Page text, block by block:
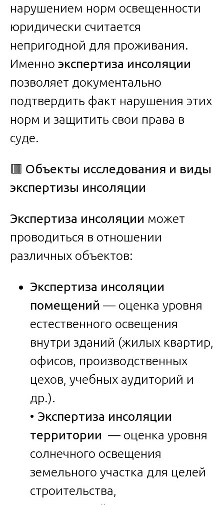
нарушением норм освещенности
юридически считается
непригодной для проживания.
Именно экспертиза инсоляции
позволяет документально
подтвердить факт нарушения этих
норм и защитить свои права в
суде.
🟥 Объекты исследования и виды
экспертизы инсоляции
Экспертиза инсоляции может
проводиться в отношении
различных объектов:
Экспертиза инсоляции
помещений — оценка уровня
естественного освещения
внутри зданий (жилых квартир,
офисов, производственных
цехов, учебных аудиторий и
др.).
• Экспертиза инсоляции
территории — оценка уровня
солнечного освещения
земельного участка для целей
строительства,